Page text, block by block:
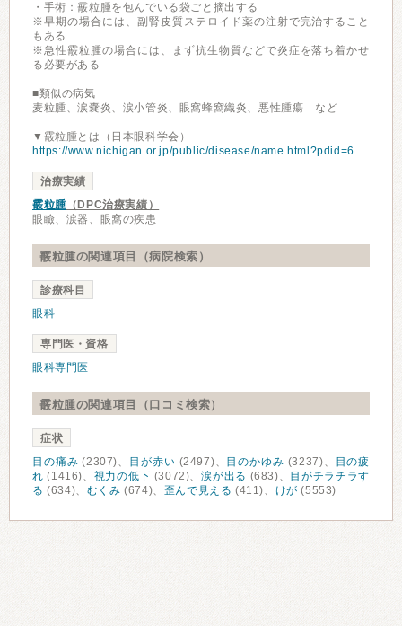
・手術：霰粒腫を包んでいる袋ごと摘出する
※早期の場合には、副腎皮質ステロイド薬の注射で完治すること
もある
※急性霰粒腫の場合には、まず抗生物質などで炎症を落ち着かせ
る必要がある
■類似の病気
麦粒腫、涙嚢炎、涙小管炎、眼窩蜂窩織炎、悪性腫瘍 など
▼霰粒腫とは（日本眼科学会）
https://www.nichigan.or.jp/public/disease/name.html?pdid=6
治療実績
霰粒腫（DPC治療実績）
眼瞼、涙器、眼窩の疾患
霰粒腫の関連項目（病院検索）
診療科目
眼科
専門医・資格
眼科専門医
霰粒腫の関連項目（口コミ検索）
症状
目の痛み (2307)、 目が赤い (2497)、 目のかゆみ (3237)、
目の疲
れ (1416)、 視力の低下 (3072)、涙が出る (683)、
目がチラチラす
る (634)、 むくみ (674)、 歪んで見える (411)、 けが (5553)